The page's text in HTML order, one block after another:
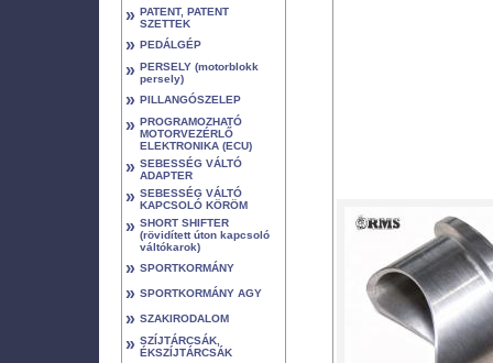
» PATENT, PATENT
SZETTEK
» PEDÁLGÉP
» PERSELY (motorblokk
persely)
» PILLANGÓSZELEP
» PROGRAMOZHATÓ
MOTORVEZÉRLŐ
ELEKTRONIKA (ECU)
» SEBESSÉG VÁLTÓ
ADAPTER
» SEBESSÉG VÁLTÓ
KAPCSOLÓ KÖRÖM
» SHORT SHIFTER
(rövidített úton kapcsoló
váltókarok)
» SPORTKORMÁNY
» SPORTKORMÁNY AGY
» SZAKIRODALOM
» SZÍJTÁRCSÁK,
ÉKSZÍJTÁRCSÁK